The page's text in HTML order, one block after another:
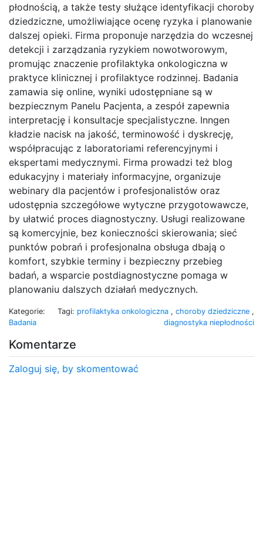
płodnością, a także testy służące identyfikacji choroby
dziedziczne​, umożliwiające ocenę ryzyka i planowanie
dalszej opieki. Firma proponuje narzędzia do wczesnej
detekcji i zarządzania ryzykiem nowotworowym,
promując znaczenie profilaktyka onkologiczna w
praktyce klinicznej i profilaktyce rodzinnej. Badania
zamawia się online, wyniki udostępniane są w
bezpiecznym Panelu Pacjenta, a zespół zapewnia
interpretację i konsultacje specjalistyczne. Inngen
kładzie nacisk na jakość, terminowość i dyskrecję,
współpracując z laboratoriami referencyjnymi i
ekspertami medycznymi. Firma prowadzi też blog
edukacyjny i materiały informacyjne, organizuje
webinary dla pacjentów i profesjonalistów oraz
udostępnia szczegółowe wytyczne przygotowawcze,
by ułatwić proces diagnostyczny. Usługi realizowane
są komercyjnie, bez konieczności skierowania; sieć
punktów pobrań i profesjonalna obsługa dbają o
komfort, szybkie terminy i bezpieczny przebieg
badań, a wsparcie postdiagnostyczne pomaga w
planowaniu dalszych działań medycznych.
Kategorie:
Badania
Tagi: profilaktyka onkologiczna , choroby dziedziczne ,
diagnostyka niepłodności
Komentarze
Zaloguj się, by skomentować